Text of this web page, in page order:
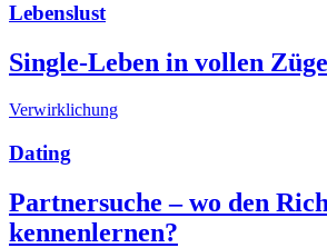
Lebenslust
Single-Leben in vollen
Verwirklichung
Dating
Partnersuche – wo den
kennenlernen?